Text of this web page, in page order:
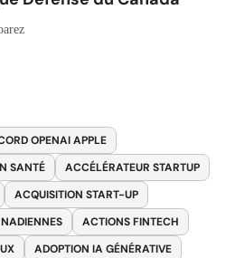
OPENAI APPLE
SANTÉ
ACCÉLÉRATEUR STARTUP
ACQUISITION START-UP
ACTIONS FINTECH
ADOPTION IA GÉNÉRATIVE